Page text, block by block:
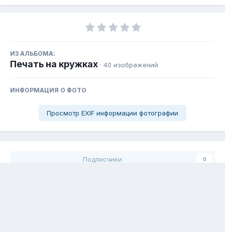
ИЗ АЛЬБОМА:
Печать на кружках · 40 изображений
ИНФОРМАЦИЯ О ФОТО
Просмотр EXIF информации фотографии
Подписчики 0